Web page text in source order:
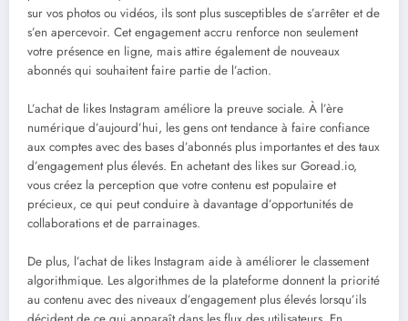
sur vos photos ou vidéos, ils sont plus susceptibles de s’arrêter et de
s’en apercevoir. Cet engagement accru renforce non seulement
votre présence en ligne, mais attire également de nouveaux
abonnés qui souhaitent faire partie de l’action.
L’achat de likes Instagram améliore la preuve sociale. À l’ère
numérique d’aujourd’hui, les gens ont tendance à faire confiance
aux comptes avec des bases d’abonnés plus importantes et des taux
d’engagement plus élevés. En achetant des likes sur Goread.io,
vous créez la perception que votre contenu est populaire et
précieux, ce qui peut conduire à davantage d’opportunités de
collaborations et de parrainages.
De plus, l’achat de likes Instagram aide à améliorer le classement
algorithmique. Les algorithmes de la plateforme donnent la priorité
au contenu avec des niveaux d’engagement plus élevés lorsqu’ils